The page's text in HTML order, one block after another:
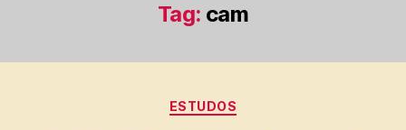
Tag: cam
Categorias
ESTUDOS